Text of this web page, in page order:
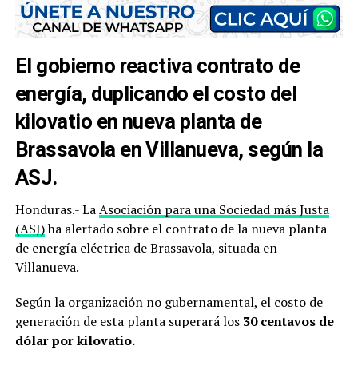
El gobierno reactiva contrato de
energía, duplicando el costo del
kilovatio en nueva planta de
Brassavola en Villanueva, según la
ASJ.
Honduras.- LaAsociación para una Sociedad más Justa
(ASJ)ha alertado sobre el contrato de la nueva planta
de energía eléctrica de Brassavola, situada en
Villanueva.
Según la organización no gubernamental, el costo de
generación de esta planta superará los 30 centavos de
dólar por kilovatio.